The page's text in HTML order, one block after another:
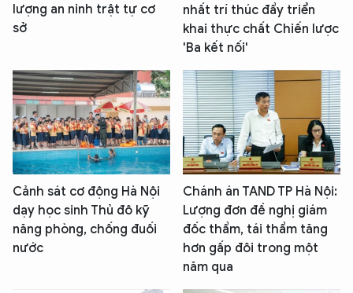
lượng an ninh trật tự cơ
sở
nhất trí thúc đẩy triển
khai thực chất Chiến lược
'Ba kết nối'
Cảnh sát cơ động Hà Nội
dạy học sinh Thủ đô kỹ
năng phòng, chống đuối
nước
Chánh án TAND TP Hà Nội:
Lượng đơn đề nghị giám
đốc thẩm, tái thẩm tăng
hơn gấp đôi trong một
năm qua